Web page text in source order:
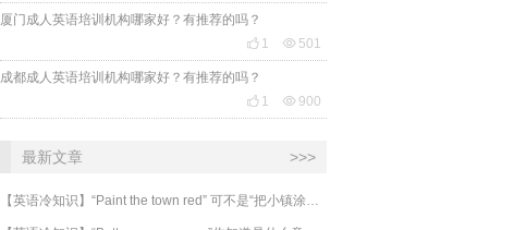
厦门成人英语培训机构哪家好？有推荐的吗？
 1  501
成都成人英语培训机构哪家好？有推荐的吗？
 1  900
最新文章 >>>